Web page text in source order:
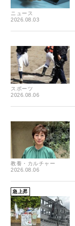
ニュース
2026.08.03
スポーツ
2026.08.06
教養・カルチャー
2026.08.06
急上昇